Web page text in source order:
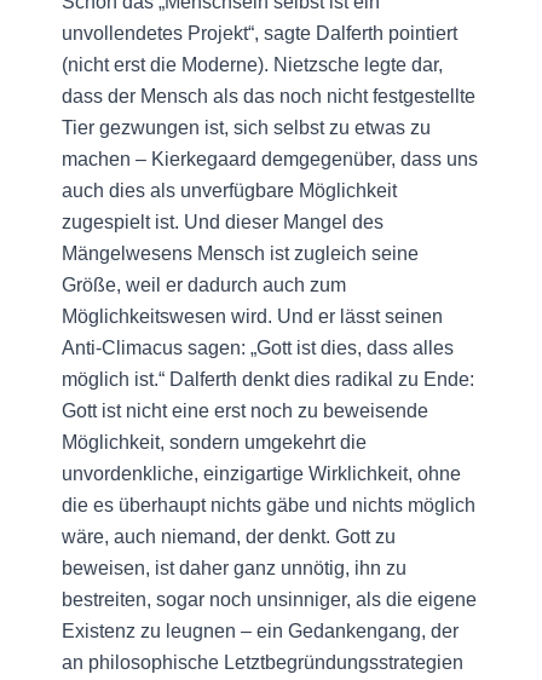
unvollendetes Projekt“, sagte Dalferth pointiert
(nicht erst die Moderne). Nietzsche legte dar,
dass der Mensch als das noch nicht festgestellte
Tier gezwungen ist, sich selbst zu etwas zu
machen – Kierkegaard demgegenüber, dass uns
auch dies als unverfügbare Möglichkeit
zugespielt ist. Und dieser Mangel des
Mängelwesens Mensch ist zugleich seine
Größe, weil er dadurch auch zum
Möglichkeitswesen wird. Und er lässt seinen
Anti-Climacus sagen: „Gott ist dies, dass alles
möglich ist.“ Dalferth denkt dies radikal zu Ende:
Gott ist nicht eine erst noch zu beweisende
Möglichkeit, sondern umgekehrt die
unvordenkliche, einzigartige Wirklichkeit, ohne
die es überhaupt nichts gäbe und nichts möglich
wäre, auch niemand, der denkt. Gott zu
beweisen, ist daher ganz unnötig, ihn zu
bestreiten, sogar noch unsinniger, als die eigene
Existenz zu leugnen – ein Gedankengang, der
an philosophische Letztbegründungsstrategien